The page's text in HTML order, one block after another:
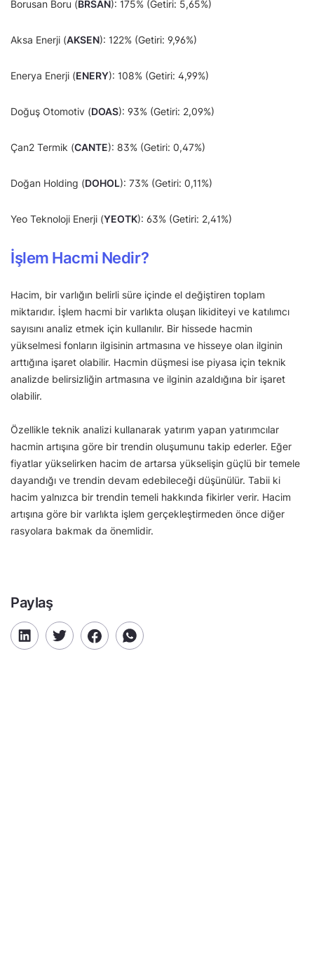
Borusan Boru (BRSAN): 175% (Getiri: 5,65%)
Aksa Enerji (AKSEN): 122% (Getiri: 9,96%)
Enerya Enerji (ENERY): 108% (Getiri: 4,99%)
Doğuş Otomotiv (DOAS): 93% (Getiri: 2,09%)
Çan2 Termik (CANTE): 83% (Getiri: 0,47%)
Doğan Holding (DOHOL): 73% (Getiri: 0,11%)
Yeo Teknoloji Enerji (YEOTK): 63% (Getiri: 2,41%)
İşlem Hacmi Nedir?
Hacim, bir varlığın belirli süre içinde el değiştiren toplam
miktarıdır. İşlem hacmi bir varlıkta oluşan likiditeyi ve katılımcı
sayısını analiz etmek için kullanılır. Bir hissede hacmin
yükselmesi fonların ilgisinin artmasına ve hisseye olan ilginin
arttığına işaret olabilir. Hacmin düşmesi ise piyasa için teknik
analizde belirsizliğin artmasına ve ilginin azaldığına bir işaret
olabilir.
Özellikle teknik analizi kullanarak yatırım yapan yatırımcılar
hacmin artışına göre bir trendin oluşumunu takip ederler. Eğer
fiyatlar yükselirken hacim de artarsa yükselişin güçlü bir temele
dayandığı ve trendin devam edebileceği düşünülür. Tabii ki
hacim yalnızca bir trendin temeli hakkında fikirler verir. Hacim
artışına göre bir varlıkta işlem gerçekleştirmeden önce diğer
rasyolara bakmak da önemlidir.
Paylaş